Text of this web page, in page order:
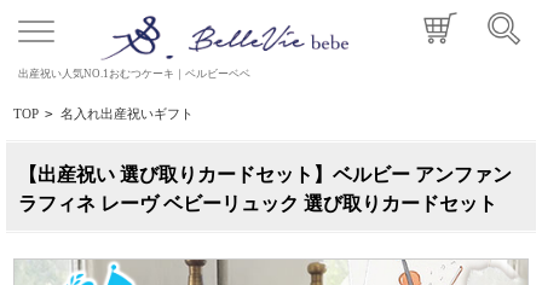
出産祝い人気NO.1おむつケーキ｜ベルビーベベ
TOP > 名入れ出産祝いギフト
【出産祝い 選び取りカードセット】ベルビー アンファン
ラフィネ レーヴ ベビーリュック 選び取りカードセット